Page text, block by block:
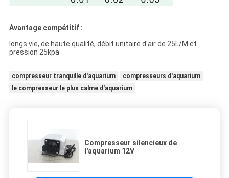
Avantage compétitif :
longs vie, de haute qualité, débit unitaire d'air de 25L/M et
pression 25kpa
compresseur tranquille d'aquarium
compresseurs d'aquarium
le compresseur le plus calme d'aquarium
Compresseur silencieux de
l'aquarium 12V